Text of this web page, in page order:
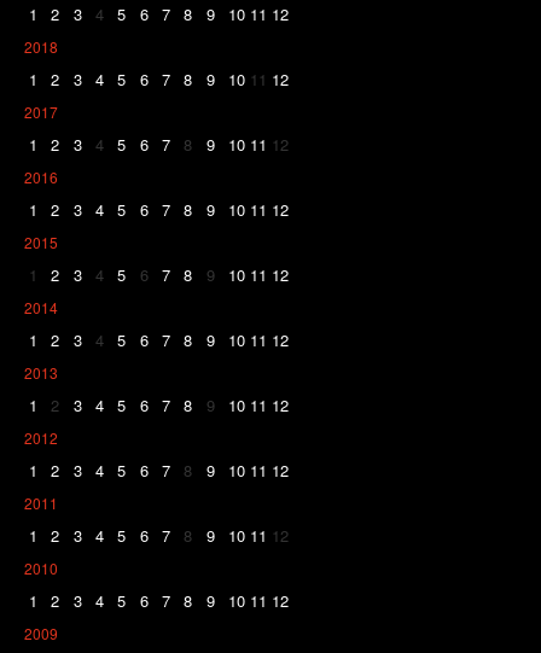
1 2 3 4 5 6 7 8 9 10 11 12
2018
1 2 3 4 5 6 7 8 9 10 11 12
2017
1 2 3 4 5 6 7 8 9 10 11 12
2016
1 2 3 4 5 6 7 8 9 10 11 12
2015
1 2 3 4 5 6 7 8 9 10 11 12
2014
1 2 3 4 5 6 7 8 9 10 11 12
2013
1 2 3 4 5 6 7 8 9 10 11 12
2012
1 2 3 4 5 6 7 8 9 10 11 12
2011
1 2 3 4 5 6 7 8 9 10 11 12
2010
1 2 3 4 5 6 7 8 9 10 11 12
2009